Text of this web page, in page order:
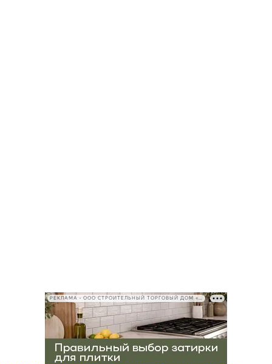
РЕКЛАМА • ООО СТРОИТЕЛЬНЫЙ ТОРГОВЫЙ ДОМ «ПЕТРОВИЧ», ИНН 7802348846